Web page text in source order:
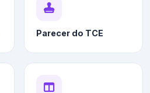
Parecer do TCE